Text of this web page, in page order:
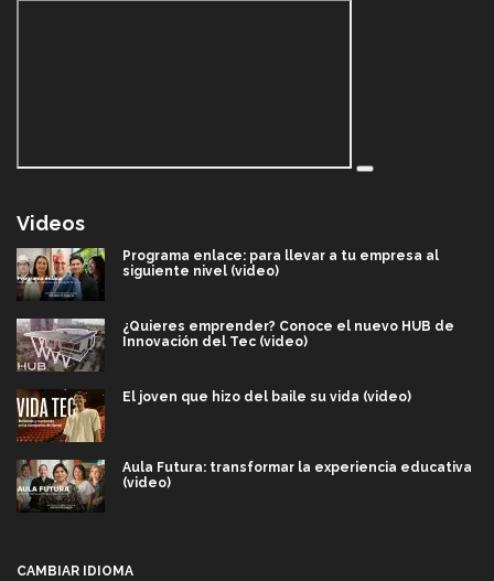
Videos
Programa enlace: para llevar a tu empresa al
siguiente nivel (video)
¿Quieres emprender? Conoce el nuevo HUB de
Innovación del Tec (video)
El joven que hizo del baile su vida (video)
Aula Futura: transformar la experiencia educativa
(video)
CAMBIAR IDIOMA